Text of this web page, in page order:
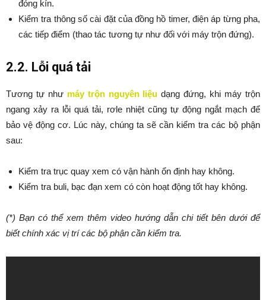
đóng kín.
Kiểm tra thông số cài đặt của đồng hồ timer, điện áp từng pha,
các tiếp điểm (thao tác tương tự như đối với máy trộn đứng).
2.2. Lỗi quá tải
Tương tự như máy trộn nguyên liệu dạng đứng, khi máy trộn
ngang xảy ra lỗi quá tải, rơle nhiệt cũng tự động ngắt mạch để
bảo vệ động cơ. Lúc này, chúng ta sẽ cần kiểm tra các bộ phận
sau:
Kiểm tra trục quay xem có vận hành ổn định hay không.
Kiểm tra buli, bạc đạn xem có còn hoạt động tốt hay không.
(*) Bạn có thể xem thêm video hướng dẫn chi tiết bên dưới để
biết chính xác vị trí các bộ phận cần kiểm tra.